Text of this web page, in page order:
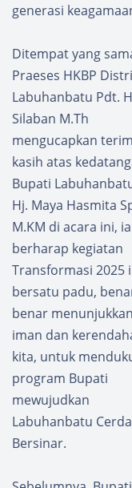
generasi
Ditempat yang
Praeses HKBP
Labuhanbatu Pdt.
Silaban M.Th
mengucapkan
kasih atas
Bupati
Hj. Maya Hasmita
M.KM di acara ini, ia
berharap kegiatan
Transformasi 2025
bersatu padu,
benar
iman dan
kita, untuk
program Bupati
mewujudkan
Labuhanbatu
Bersinar.